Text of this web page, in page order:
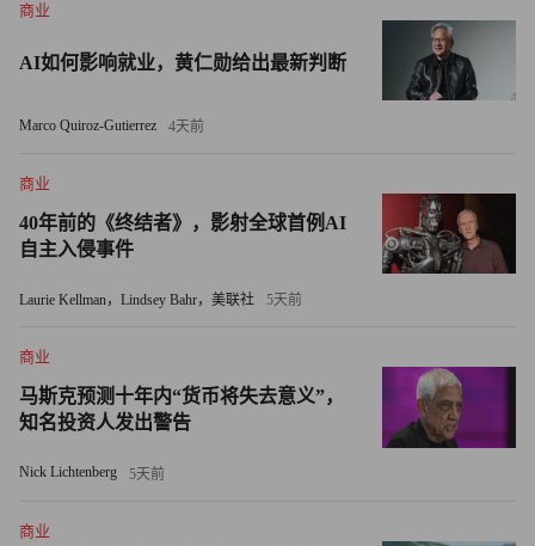
安珀提出缺乏经验的Z世代是科技公司成功秘诀的断言，正
在现实中得到印证。去年，由Z世代主导的人工智能公司深
度求索（DeepSeek）登上舞台，迅速成为美国科技巨头重
表示，公司成功归功于年轻的团队。
“如果追求短期目标，寻找有现成经验的人没错，”2023年梁
文锋接受中国媒体36氪采访时表示，“但如果着眼长远，经
验就没那么重要。基本技能、创新能力和工作热情重要得
与青睐计算机专业人才的竞争对手不同，身为千禧一代的梁
文锋更倾向招聘Z世代员工和人文专业人才，引领公司的人
工智能创新事业。梁文锋甚至一反常规地提到，这家独角兽
商业
AI如何影响就业，黄仁勋给出最新判断
Marco Quiroz-Gutierrez 4天前
商业
40年前的《终结者》，影射全球首例AI
自主入侵事件
Laurie Kellman，Lindsey Bahr，美联社 5天前
商业
马斯克预测十年内“货币将失去意义”，
知名投资人发出警告
Nick Lichtenberg 5天前
商业